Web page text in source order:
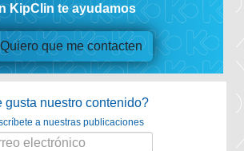
KipClin te ayudamos
que me contacten
gusta nuestro contenido?
a nuestras publicaciones